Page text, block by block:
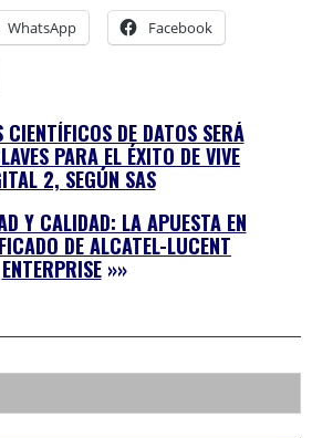
WhatsApp Facebook
CIENTÍFICOS DE DATOS SERÁ
PARA EL ÉXITO DE VIVE
2, SEGÚN SAS
Y CALIDAD: LA APUESTA EN
DE ALCATEL-LUCENT
ENTERPRISE»»